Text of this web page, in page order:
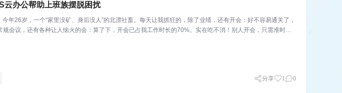
云办公帮助上班族摆脱困扰
年26岁，一个“家里没矿、身后没人”的北漂社畜。每天让我抓狂的，除了业绩，还有开会：好不容易通关了，
规会议，还有各种让人恼火的会：算了下，开会已占我工作时长的70%。实在吃不消！别人开会，只需准时参
分享 1 0